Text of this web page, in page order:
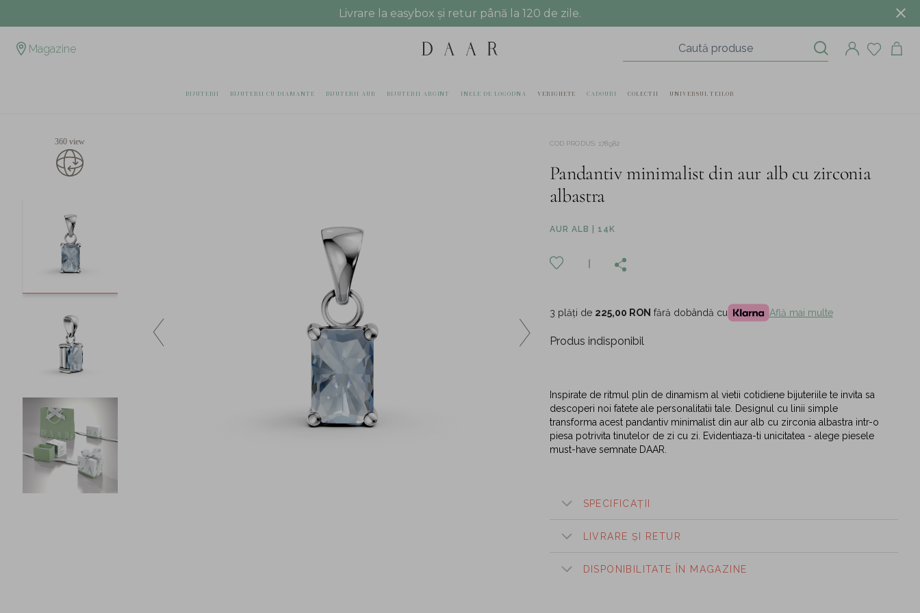
Livrare la easybox și retur până la 120 de zile.
Magazine
BIJUTERII BIJUTERII CU DIAMANTE BIJUTERII AUR BIJUTERII ARGINT INELE DE LOGODNA VERIGHETE CADOURI COLECTII UNIVERSUL TEILOR
360 view COD PRODUS: 178982
Pandantiv minimalist din aur alb cu zirconia
albastra
AUR ALB | 14K
3 plăți de 225,00 RON fără dobândă cu Află mai multe
Produs indisponibil
Inspirate de ritmul plin de dinamism al vietii cotidiene bijuteriile te invita sa
descoperi noi fatete ale personalitatii tale. Designul cu linii simple
transforma acest pandantiv minimalist din aur alb cu zirconia albastra intr-o
piesa potrivita tinutelor de zi cu zi. Evidentiaza-ti unicitatea - alege piesele
must-have semnate DAAR.
SPECIFICAȚII
LIVRARE ȘI RETUR
DISPONIBILITATE ÎN MAGAZINE